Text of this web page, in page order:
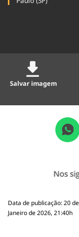
Salvar imagem
Data de publicação: 20
Janeiro de 2026, 21:40h